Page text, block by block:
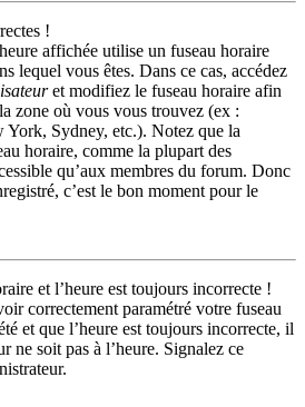
!
affichée utilise un fuseau horaire
lequel vous êtes. Dans ce cas, accédez
et modifiez le fuseau horaire afin
zone où vous vous trouvez (ex :
York, Sydney, etc.). Notez que la
horaire, comme la plupart des
qu’aux membres du forum. Donc
c’est le bon moment pour le
et l’heure est toujours incorrecte !
correctement paramétré votre fuseau
et que l’heure est toujours incorrecte, il
ne soit pas à l’heure. Signalez ce